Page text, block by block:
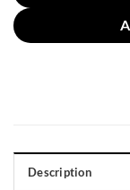
Description